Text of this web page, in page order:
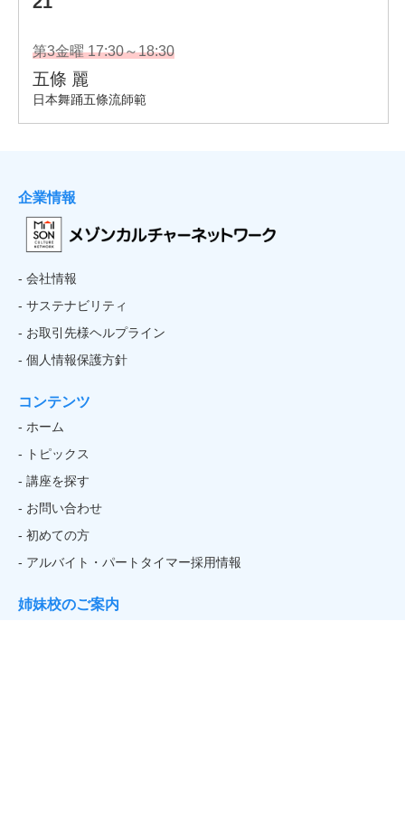
企業情報
- 会社情報
- サステナビリティ
- お取引先様ヘルプライン
- 個人情報保護方針
コンテンツ
- ホーム
- トピックス
- 講座を探す
- お問い合わせ
- 初めての方
- アルバイト・パートタイマー採用情報
姉妹校のご案内